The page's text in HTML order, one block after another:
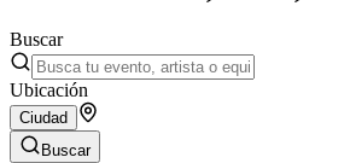
Buscar
Ubicación
Ciudad
Buscar